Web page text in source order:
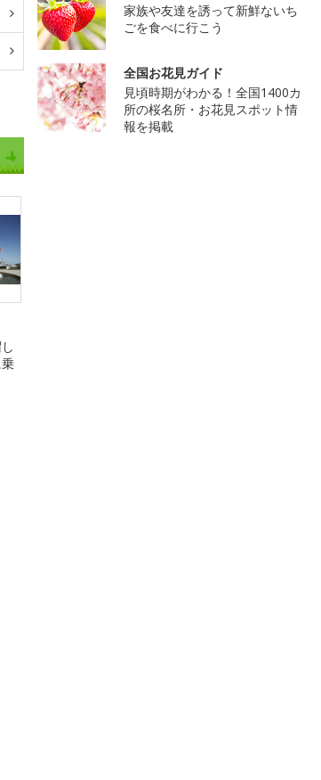
家族や友達を誘って新鮮ないち
ごを食べに行こう
全国お花見ガイド
見頃時期がわかる！全国1400カ
所の桜名所・お花見スポット情
報を掲載